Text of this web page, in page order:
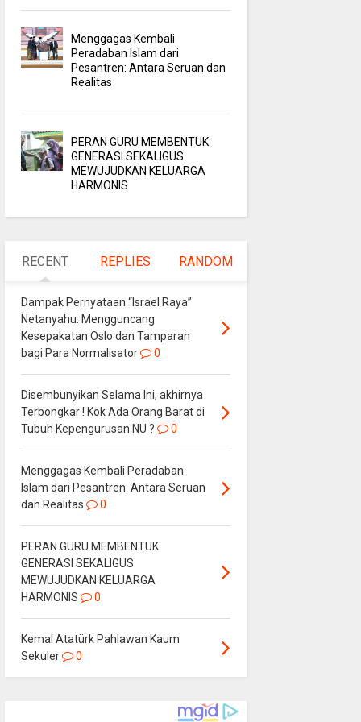
Menggagas Kembali
Peradaban Islam dari
Pesantren: Antara Seruan dan
Realitas
PERAN GURU MEMBENTUK
GENERASI SEKALIGUS
MEWUJUDKAN KELUARGA
HARMONIS
RECENT REPLIES RANDOM
Dampak Pernyataan “Israel Raya”
Netanyahu: Mengguncang
Kesepakatan Oslo dan Tamparan
bagi Para Normalisator
0
Disembunyikan Selama Ini, akhirnya
Terbongkar ! Kok Ada Orang Barat di
Tubuh Kepengurusan NU ?
0
Menggagas Kembali Peradaban
Islam dari Pesantren: Antara Seruan
dan Realitas
0
PERAN GURU MEMBENTUK
GENERASI SEKALIGUS
MEWUJUDKAN KELUARGA
HARMONIS
0
Kemal Atatürk Pahlawan Kaum
Sekuler
0